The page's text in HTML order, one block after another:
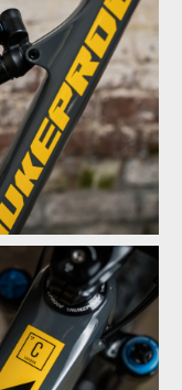
a přesto jinak
a přesto jinak
a přesto jinak
a přesto jinak
a přesto jinak
a přesto jinak
a přesto jinak
a přesto jinak
a přesto jinak